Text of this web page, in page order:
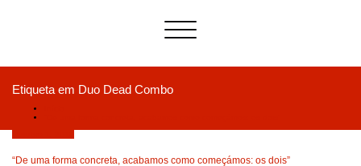
Alternar a navegação
Etiqueta em Duo Dead Combo
“De uma forma concreta, acabamos como começámos: os dois”